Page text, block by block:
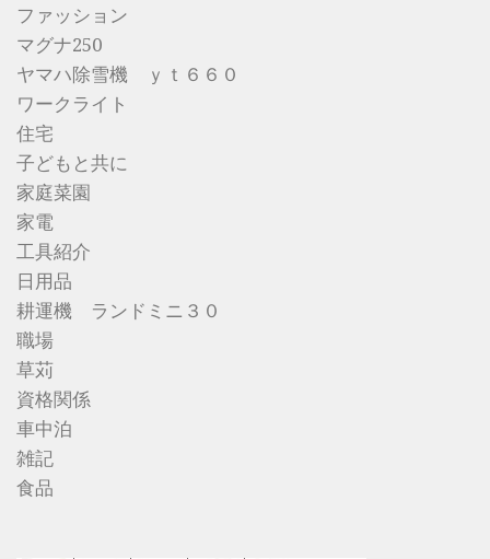
ファッション
マグナ250
ヤマハ除雪機 ｙｔ６６０
ワークライト
住宅
子どもと共に
家庭菜園
家電
工具紹介
日用品
耕運機 ランドミニ３０
職場
草苅
資格関係
車中泊
雑記
食品